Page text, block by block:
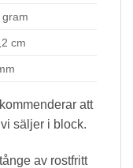
gram
cm
att
säljer i block.
av rostfritt